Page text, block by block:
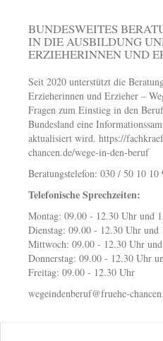
BUNDESWEITES
IN DIE AUSBILDUNG
ERZIEHERINNEN UND
Seit 2020 unterstützt die
Erzieherinnen und Erzieher –
Fragen zum Einstieg in den
Bundesland eine
aktualisiert wird. https://
chancen.de/wege-in-den-beruf
Beratungstelefon: 030 / 50 10 10
Telefonische Sprechzeiten:
Montag: 09.00 - 12.30 Uhr und
Dienstag: 09.00 - 12.30 Uhr
Mittwoch: 09.00 - 12.30 Uhr
Donnerstag: 09.00 - 12.30 Uhr
Freitag: 09.00 - 12.30 Uhr
wegeindenberuf@fruehe-